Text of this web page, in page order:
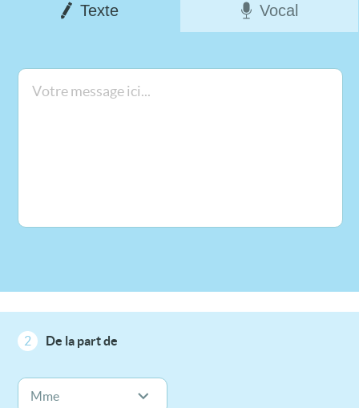
Texte Vocal
2 De la part de